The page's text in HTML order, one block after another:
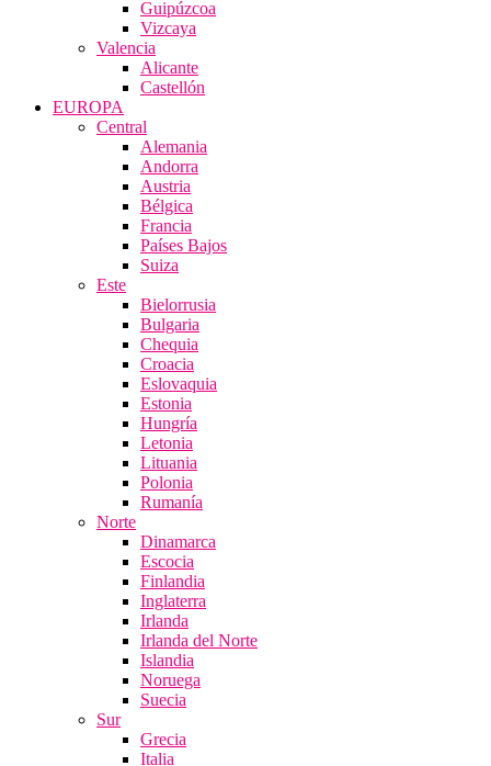
Guipúzcoa
Vizcaya
Valencia
Alicante
Castellón
EUROPA
Central
Alemania
Andorra
Austria
Bélgica
Francia
Países Bajos
Suiza
Este
Bielorrusia
Bulgaria
Chequia
Croacia
Eslovaquia
Estonia
Hungría
Letonia
Lituania
Polonia
Rumanía
Norte
Dinamarca
Escocia
Finlandia
Inglaterra
Irlanda
Irlanda del Norte
Islandia
Noruega
Suecia
Sur
Grecia
Italia